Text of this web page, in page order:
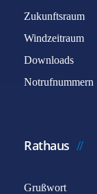
Zukunftsraum
Windzeitraum
Downloads
Notrufnummern
Rathaus
Grußwort